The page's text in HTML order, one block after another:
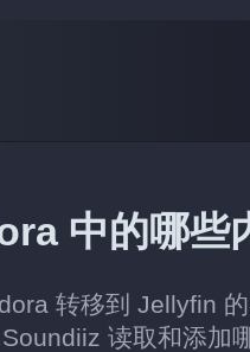
中的哪些
转移到 Jellyfin
读取和添加